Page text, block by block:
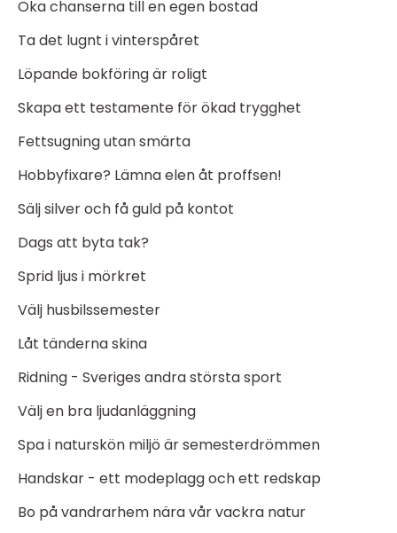
Öka chanserna till en egen bostad
Ta det lugnt i vinterspåret
Löpande bokföring är roligt
Skapa ett testamente för ökad trygghet
Fettsugning utan smärta
Hobbyfixare? Lämna elen åt proffsen!
Sälj silver och få guld på kontot
Dags att byta tak?
Sprid ljus i mörkret
Välj husbilssemester
Låt tänderna skina
Ridning - Sveriges andra största sport
Välj en bra ljudanläggning
Spa i naturskön miljö är semesterdrömmen
Handskar - ett modeplagg och ett redskap
Bo på vandrarhem nära vår vackra natur